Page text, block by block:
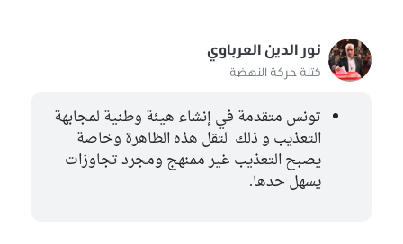
نور الدين العرباوي
كتلة حركة النهضة
تونس متقدمة في إنشاء هيئة وطنية لمجابهة
التعذيب و ذلك لتقل هذه الظاهرة وخاصة
يصبح التعذيب غير ممنهج ومجرد تجاوزات
يسهل حدها.